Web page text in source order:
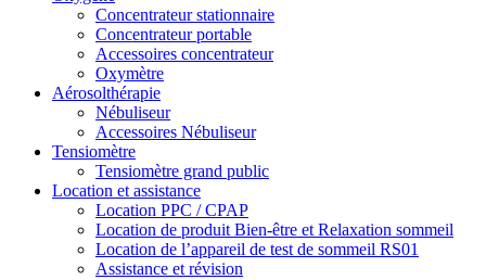
Concentrateur stationnaire
Concentrateur portable
Accessoires concentrateur
Oxymètre
Aérosolthérapie
Nébuliseur
Accessoires Nébuliseur
Tensiomètre
Tensiomètre grand public
Location et assistance
Location PPC / CPAP
Location de produit Bien-être et Relaxation sommeil
Location de l’appareil de test de sommeil RS01
Assistance et révision